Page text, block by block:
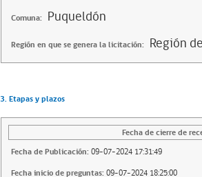
Comuna: Puqueldón
Región en que se genera la licitación: Región
3. Etapas y plazos
Fecha de cierre de
Fecha de Publicación: 09-07-2024 17:31:49
Fecha inicio de preguntas: 09-07-2024 18:25:00